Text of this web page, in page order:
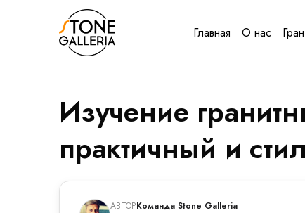
Главная О нас
Изучение
практичный и
АВТОРКоманда Stone Galleria